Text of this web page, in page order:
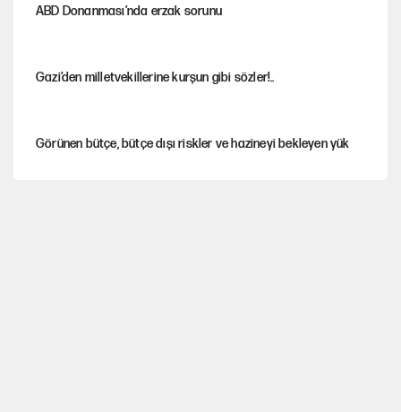
ABD Donanması’nda erzak sorunu
Gazi’den milletvekillerine kurşun gibi sözler!..
Görünen bütçe, bütçe dışı riskler ve hazineyi bekleyen yük